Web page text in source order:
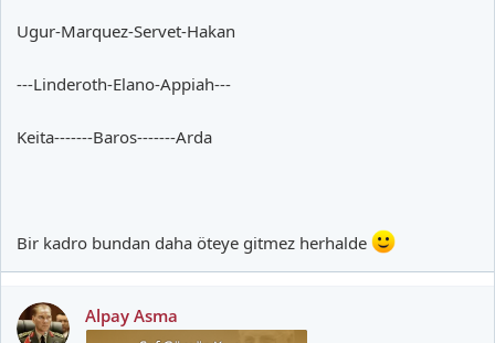
Ugur-Marquez-Servet-Hakan
---Linderoth-Elano-Appiah---
Keita-------Baros-------Arda
Bir kadro bundan daha öteye gitmez herhalde
Alpay Asma